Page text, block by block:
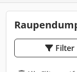
Filter